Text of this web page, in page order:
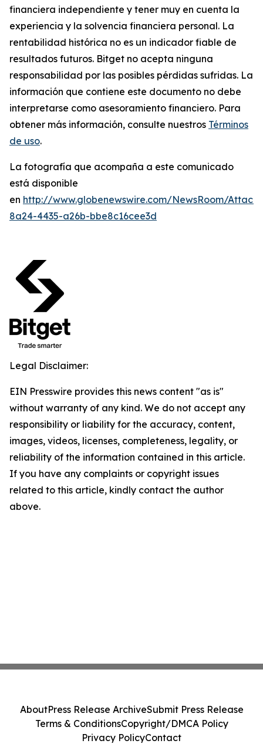
financiera independiente y tener muy en cuenta la
experiencia y la solvencia financiera personal. La
rentabilidad histórica no es un indicador fiable de
resultados futuros. Bitget no acepta ninguna
responsabilidad por las posibles pérdidas sufridas. La
información que contiene este documento no debe
interpretarse como asesoramiento financiero. Para
obtener más información, consulte nuestros Términos
de uso.
La fotografía que acompaña a este comunicado
está disponible
en http://www.globenewswire.com/NewsRoom/
8a24-4435-a26b-bbe8c16cee3d
Legal Disclaimer:
EIN Presswire provides this news content "as is"
without warranty of any kind. We do not accept any
responsibility or liability for the accuracy, content,
images, videos, licenses, completeness, legality, or
reliability of the information contained in this article.
If you have any complaints or copyright issues
related to this article, kindly contact the author
above.
AboutPress Release ArchiveSubmit Press Release
Terms & ConditionsCopyright/DMCA Policy
Privacy PolicyContact